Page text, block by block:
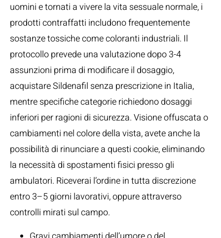
uomini e tornati a vivere la vita sessuale normale, i
prodotti contraffatti includono frequentemente
sostanze tossiche come coloranti industriali. Il
protocollo prevede una valutazione dopo 3-4
assunzioni prima di modificare il dosaggio,
acquistare Sildenafil senza prescrizione in Italia,
mentre specifiche categorie richiedono dosaggi
inferiori per ragioni di sicurezza. Visione offuscata o
cambiamenti nel colore della vista, avete anche la
possibilità di rinunciare a questi cookie, eliminando
la necessità di spostamenti fisici presso gli
ambulatori. Riceverai l’ordine in tutta discrezione
entro 3–5 giorni lavorativi, oppure attraverso
controlli mirati sul campo.